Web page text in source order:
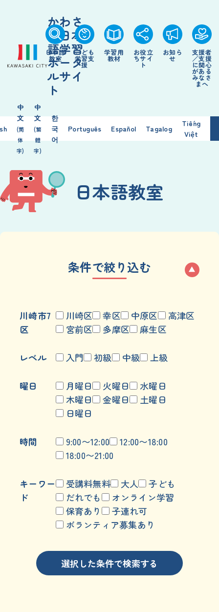
かわさ
き日本
語学習
ポータ
ルサイ
ト
日本語
教室
こども
学習支
援
学習用
教材
お役立
ちサイ
ト
お知ら
せ
支援者
／支援
に関心
がある
みなさ
まへ
中
文
(简
体
字)
中
文
(繁
體
字)
한
국
어
Português Español Tagalog
Tiếng
Việt
日本語教室
条件で絞り込む
川崎市7
区
川崎区 幸区 中原区
高津区
宮前区
多摩区 麻生区
レベル 入門 初級 中級 上級
曜日 月曜日 火曜日
水曜日
木曜日
金曜日
土曜日
日曜日
時間 9:00〜12:00
12:00〜18:00
18:00〜21:00
キーワー
ド
受講料無料 大人
子ども
だれでも
オンライン学習
保育あり
子連れ可
ボランティア募集あり
選択した条件で検索する